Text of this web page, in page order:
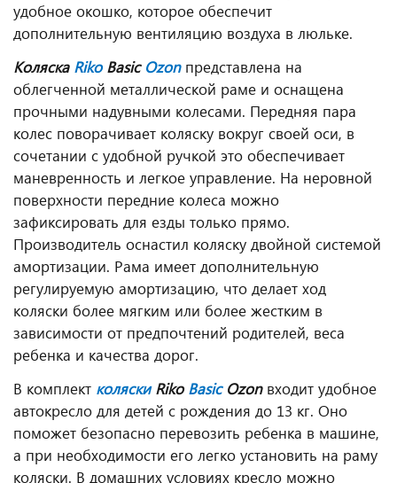
удобное окошко, которое обеспечит
дополнительную вентиляцию воздуха в люльке.
Коляска RikoBasic Ozon представлена на
облегченной металлической раме и оснащена
прочными надувными колесами. Передняя пара
колес поворачивает коляску вокруг своей оси, в
сочетании с удобной ручкой это обеспечивает
маневренность и легкое управление. На неровной
поверхности передние колеса можно
зафиксировать для езды только прямо.
Производитель оснастил коляску двойной системой
амортизации. Рама имеет дополнительную
регулируемую амортизацию, что делает ход
коляски более мягким или более жестким в
зависимости от предпочтений родителей, веса
ребенка и качества дорог.
В комплект коляскиRiko Basic Ozon входит удобное
автокресло для детей с рождения до 13 кг. Оно
поможет безопасно перевозить ребенка в машине,
а при необходимости его легко установить на раму
коляски. В домашних условиях кресло можно